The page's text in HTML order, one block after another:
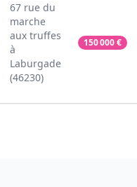
67 rue du
marche
aux truffes
à
Laburgade
(46230)
150 000€